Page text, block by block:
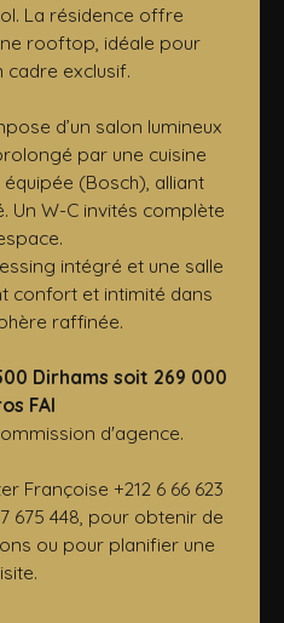
La résidence offre
rooftop, idéale pour
cadre exclusif.
d’un salon lumineux
par une cuisine
(Bosch), alliant
Un W-C invités complète
intégré et une salle
confort et intimité dans
raffinée.
Dirhams soit 269 000
FAI
d'agence.
Françoise +212 6 66 623
675 448, pour obtenir de
ou pour planifier une